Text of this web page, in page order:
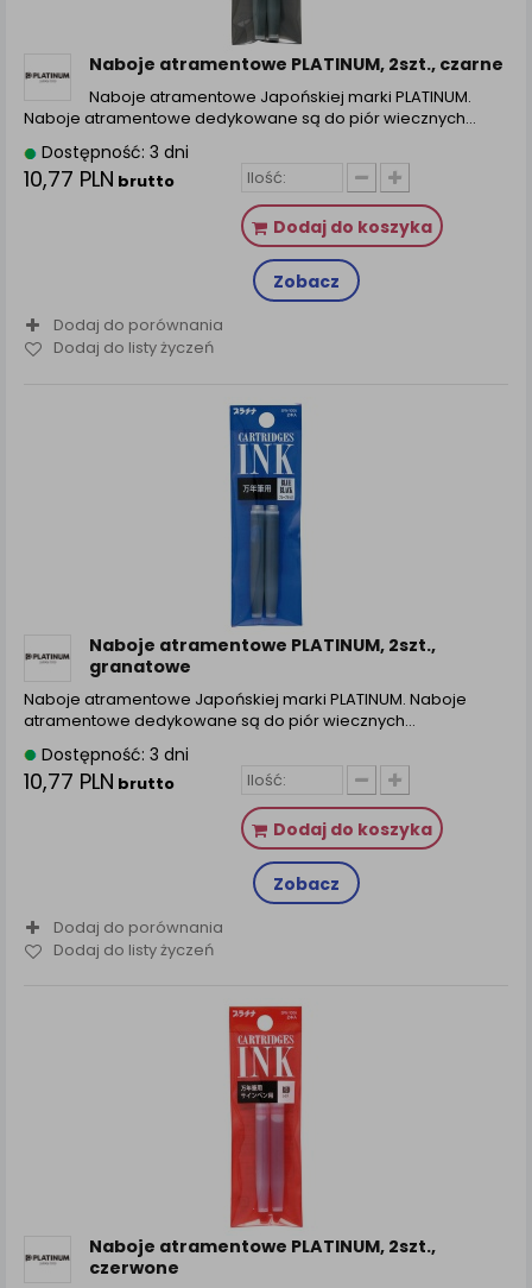
Naboje atramentowe PLATINUM, 2szt., czarne
Naboje atramentowe Japońskiej marki PLATINUM.
Naboje atramentowe dedykowane są do piór wiecznych…
Dostępność: 3 dni
10,77 PLN brutto
Dodaj do koszyka
Zobacz
Dodaj do porównania
Dodaj do listy życzeń
Naboje atramentowe PLATINUM, 2szt.,
granatowe
Naboje atramentowe Japońskiej marki PLATINUM. Naboje
atramentowe dedykowane są do piór wiecznych…
Dostępność: 3 dni
10,77 PLN brutto
Dodaj do koszyka
Zobacz
Dodaj do porównania
Dodaj do listy życzeń
Naboje atramentowe PLATINUM, 2szt.,
czerwone
zamówienia na Państwa email lub wyświetlenie
Państwu prawidłowych informacji o promocjach czy
cenach indywidualnych, ważna jest Państwa
wcześniejsza zgoda której udzieliliście podczas
zakładania konta.
dowolnym momencie wycofać.
Klauzula Informacyjna (rozwiń)
Lista Zaufanych Partnerów (rozwiń)